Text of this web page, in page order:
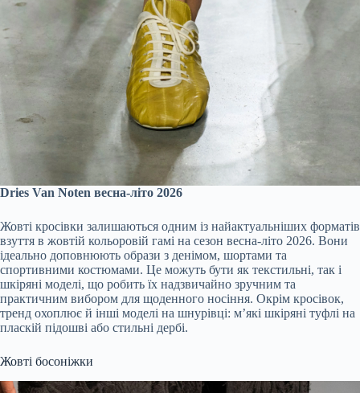
Dries Van Noten весна-літо 2026
Жовті кросівки залишаються одним із найактуальніших форматів
взуття в жовтій кольоровій гамі на сезон весна-літо 2026. Вони
ідеально доповнюють образи з денімом, шортами та
спортивними костюмами. Це можуть бути як текстильні, так і
шкіряні моделі, що робить їх надзвичайно зручним та
практичним вибором для щоденного носіння. Окрім кросівок,
тренд охоплює й інші моделі на шнурівці: м’які шкіряні туфлі на
пласкій підошві або стильні дербі.
Жовті босоніжки